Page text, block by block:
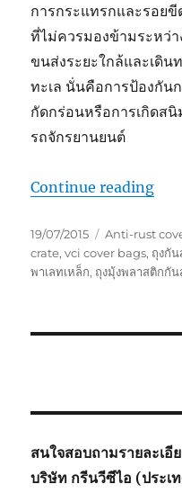
การกระแทรกและรอย
ที่ไม่ควรมองข้ามระหว่า
ขนส่งระยะใกล้และเดิน
ทะเล นั่นคือการป้องกัน
กัดกร่อนหรือการเกิดส
รถจักรยานยนต์
Continue reading
Posted
on
19/07/2015 Tags
Anti-rust
crate,vci cover bags, ถุงกั
พาเลทเหล็ก, ถุงมุ้งพลาสติกกั
สนใจสอบถามรายละเอี
บริษัท กรีนวีซีไอ (ประเ